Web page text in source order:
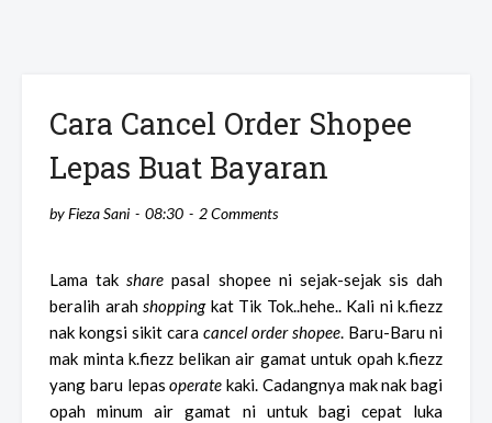
Cara Cancel Order Shopee
Lepas Buat Bayaran
byFieza Sani 08:30 2 Comments
Lama takshare pasal shopee ni sejak-sejak sis dah
beralih arah shoppingkat Tik Tok..hehe.. Kali ni k.fiezz
nak kongsi sikit cara cancel order shopee. Baru-Baru ni
mak minta k.fiezz belikan air gamat untuk opah k.fiezz
yang baru lepasoperate kaki. Cadangnya mak nak bagi
opah minum air gamat ni untuk bagi cepat luka